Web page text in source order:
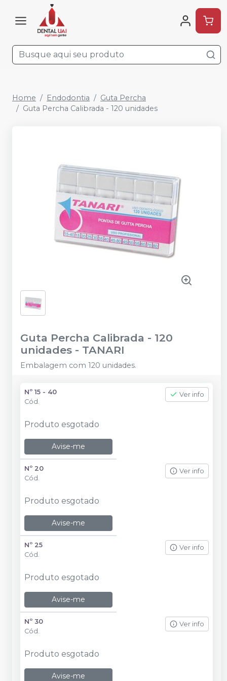
Home Endodontia
Guta Percha
Guta Percha Calibrada - 120 unidades
Guta Percha Calibrada - 120
unidades - TANARI
Embalagem com 120 unidades.
Nº 15 - 40
Cód.
Ver info
Produto esgotado
Avise-me
Nº 20
Cód.
Ver info
Produto esgotado
Avise-me
Nº 25
Cód.
Ver info
Produto esgotado
Avise-me
Nº 30
Cód.
Ver info
Produto esgotado
Avise-me